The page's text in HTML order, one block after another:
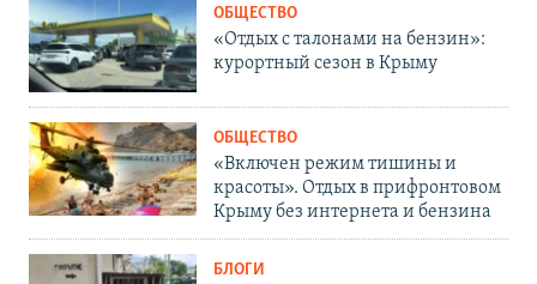
ОБЩЕСТВО
«Отдых с талонами на бензин»:
курортный сезон в Крыму
ОБЩЕСТВО
«Включен режим тишины и
красоты». Отдых в прифронтовом
Крыму без интернета и бензина
БЛОГИ